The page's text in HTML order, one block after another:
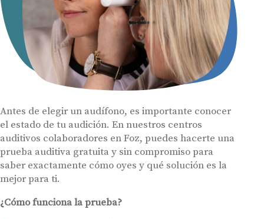
Antes de elegir un audífono, es importante conocer
el estado de tu audición. En nuestros centros
auditivos colaboradores en Foz, puedes hacerte una
prueba auditiva gratuita y sin compromiso para
saber exactamente cómo oyes y qué solución es la
mejor para ti.
¿Cómo funciona la prueba?